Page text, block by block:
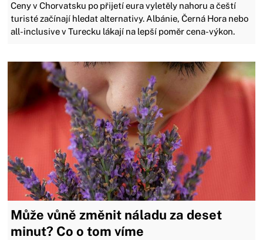
Ceny v Chorvatsku po přijetí eura vyletěly nahoru a čeští
turisté začínají hledat alternativy. Albánie, Černá Hora nebo
all-inclusive v Turecku lákají na lepší poměr cena-výkon.
Může vůně změnit náladu za deset
minut? Co o tom víme